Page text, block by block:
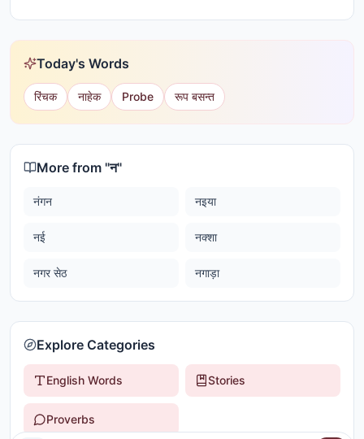
Today's Words
रिंचक नाहेक Probe रूप बसन्त
More from "न"
नंगन नइया
नई नक्शा
नगर सेठ नगाड़ा
Explore Categories
English Words Stories
Proverbs